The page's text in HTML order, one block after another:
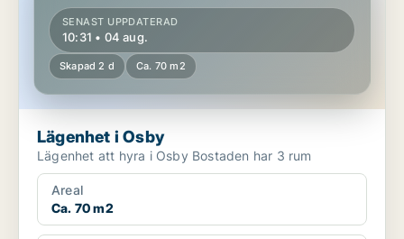
SENAST UPPDATERAD
10:31 • 04 aug.
Skapad 2 d Ca. 70 m2
Lägenhet i Osby
Lägenhet att hyra i Osby Bostaden har 3 rum
Areal
Ca. 70 m2